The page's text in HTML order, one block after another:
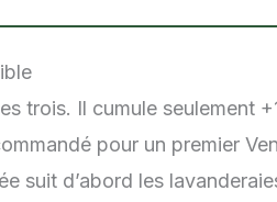
trois. Il cumule seulement
pour un premier
suit d’abord les